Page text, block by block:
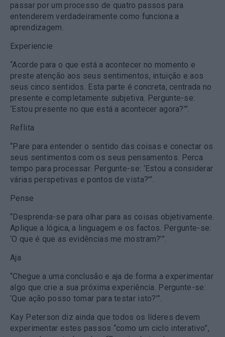
passar por um processo de quatro passos para
entenderem verdadeiramente como funciona a
aprendizagem.
Experiencie
“Acorde para o que está a acontecer no momento e
preste atenção aos seus sentimentos, intuição e aos
seus cinco sentidos. Esta parte é concreta, centrada no
presente e completamente subjetiva. Pergunte-se:
‘Estou presente no que está a acontecer agora?’”.
Reflita
“Pare para entender o sentido das coisas e conectar os
seus sentimentos com os seus pensamentos. Perca
tempo para processar. Pergunte-se: ‘Estou a considerar
várias perspetivas e pontos de vista?’”.
Pense
“Desprenda-se para olhar para as coisas objetivamente.
Aplique a lógica, a linguagem e os factos. Pergunte-se:
‘O que é que as evidências me mostram?’”.
Aja
“Chegue a uma conclusão e aja de forma a experimentar
algo que crie a sua próxima experiência. Pergunte-se:
‘Que ação posso tomar para testar isto?’”.
Kay Peterson diz ainda que todos os líderes devem
experimentar estes passos “como um ciclo interativo”,